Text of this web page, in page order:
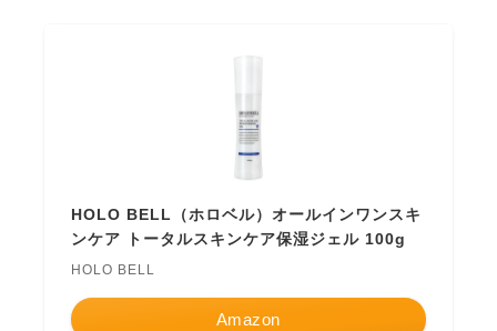
HOLO BELL（ホロベル）オールインワンスキ
ンケア トータルスキンケア保湿ジェル 100g
HOLO BELL
Amazon